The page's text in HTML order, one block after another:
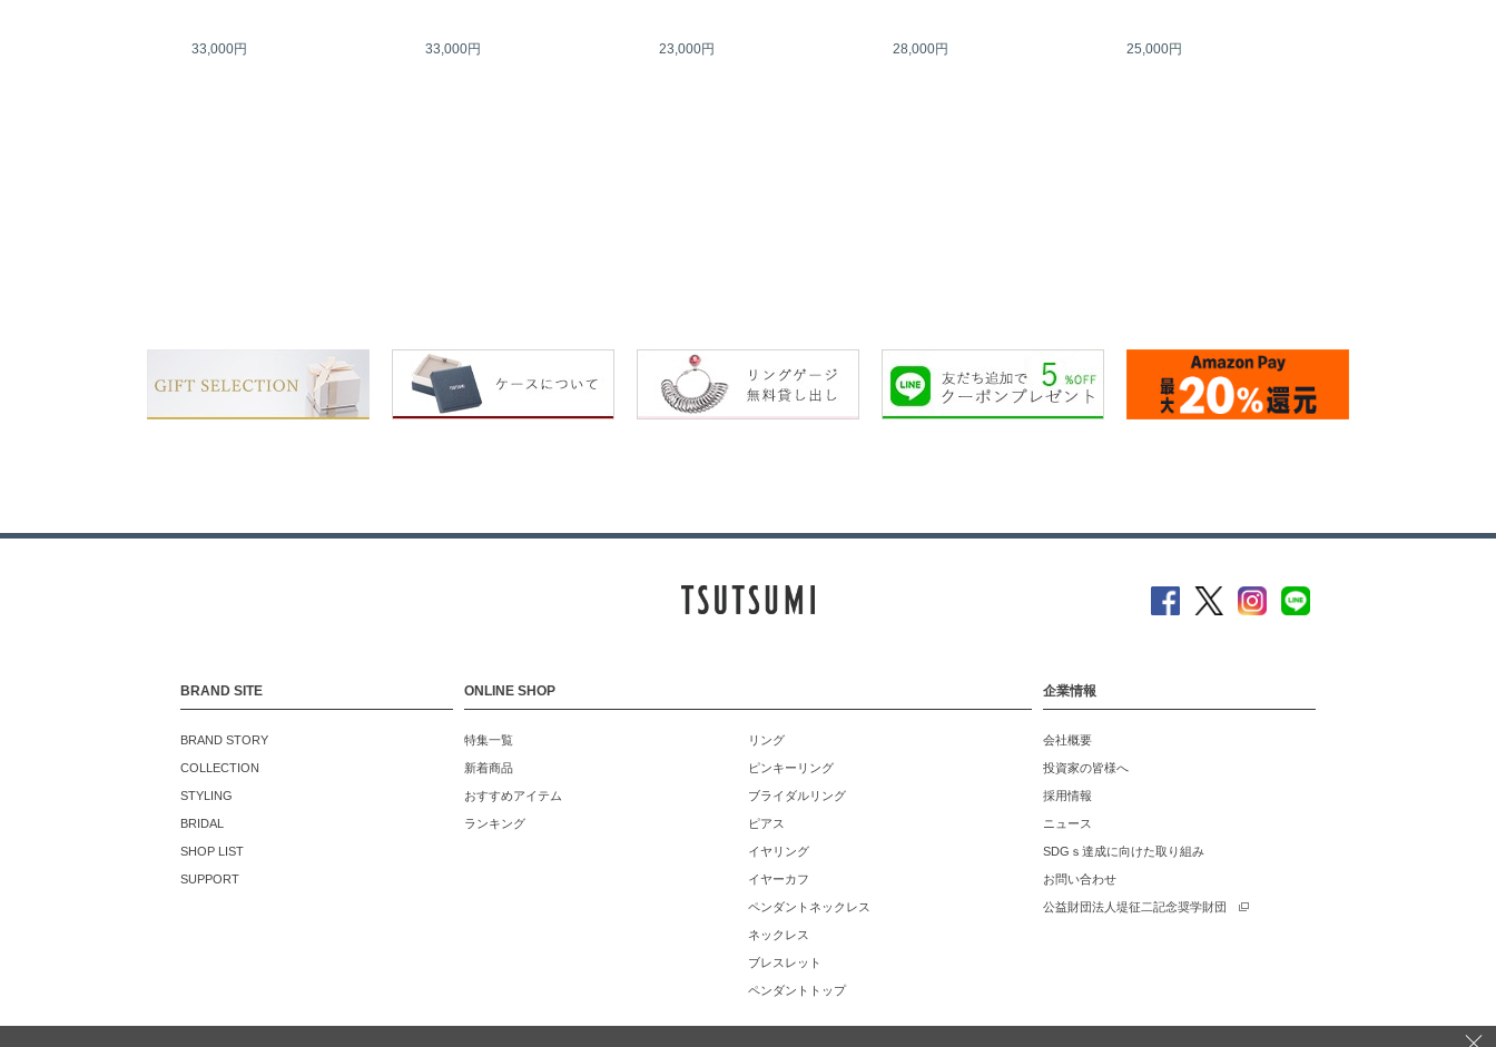
33,000円 33,000円 23,000円 28,000円 25,000円
BRAND SITE
BRAND STORY
COLLECTION
STYLING
BRIDAL
SHOP LIST
SUPPORT
ONLINE SHOP
特集一覧
新着商品
おすすめアイテム
ランキング
リング
ピンキーリング
ブライダルリング
ピアス
イヤリング
イヤーカフ
ペンダントネックレス
ネックレス
ブレスレット
ペンダントトップ
企業情報
会社概要
投資家の皆様へ
採用情報
ニュース
SDGｓ達成に向けた取り組み
お問い合わせ
公益財団法人堤征二記念奨学財団